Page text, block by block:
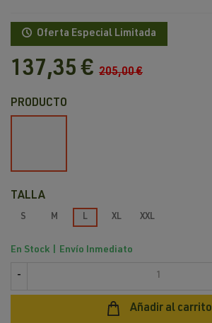
Oferta Especial Limitada
137,35 € 205,00 €
PRODUCTO
TALLA
S M L XL XXL
En Stock | Envío Inmediato
-
Añadir al carrito